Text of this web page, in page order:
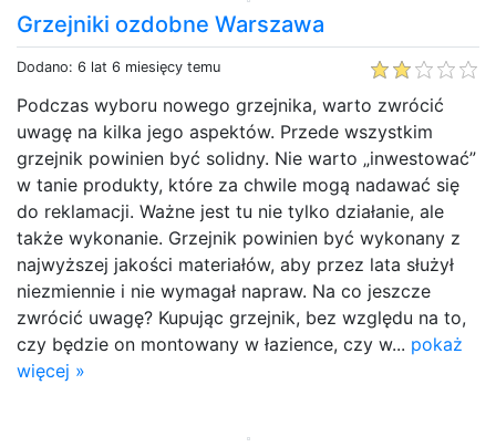
Grzejniki ozdobne Warszawa
Dodano: 6 lat 6 miesięcy temu
Podczas wyboru nowego grzejnika, warto zwrócić
uwagę na kilka jego aspektów. Przede wszystkim
grzejnik powinien być solidny. Nie warto „inwestować”
w tanie produkty, które za chwile mogą nadawać się
do reklamacji. Ważne jest tu nie tylko działanie, ale
także wykonanie. Grzejnik powinien być wykonany z
najwyższej jakości materiałów, aby przez lata służył
niezmiennie i nie wymagał napraw. Na co jeszcze
zwrócić uwagę? Kupując grzejnik, bez względu na to,
czy będzie on montowany w łazience, czy w... pokaż
więcej »